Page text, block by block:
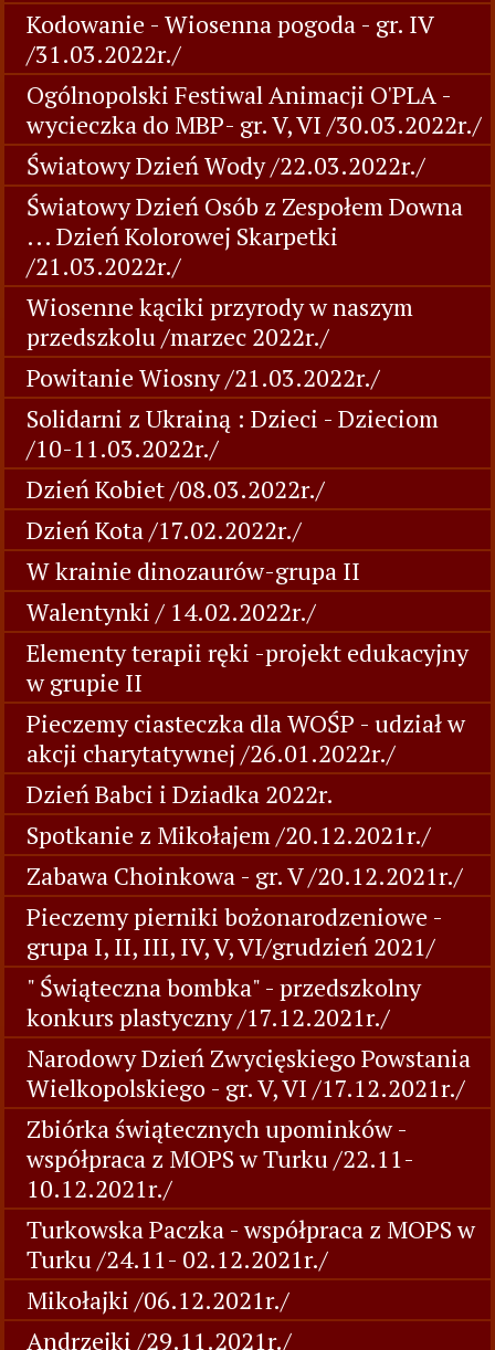
Kodowanie - Wiosenna pogoda - gr. IV
/31.03.2022r./
Ogólnopolski Festiwal Animacji O'PLA -
wycieczka do MBP- gr. V, VI /30.03.2022r./
Światowy Dzień Wody /22.03.2022r./
Światowy Dzień Osób z Zespołem Downa
... Dzień Kolorowej Skarpetki
/21.03.2022r./
Wiosenne kąciki przyrody w naszym
przedszkolu /marzec 2022r./
Powitanie Wiosny /21.03.2022r./
Solidarni z Ukrainą : Dzieci - Dzieciom
/10-11.03.2022r./
Dzień Kobiet /08.03.2022r./
Dzień Kota /17.02.2022r./
W krainie dinozaurów-grupa II
Walentynki / 14.02.2022r./
Elementy terapii ręki -projekt edukacyjny
w grupie II
Pieczemy ciasteczka dla WOŚP - udział w
akcji charytatywnej /26.01.2022r./
Dzień Babci i Dziadka 2022r.
Spotkanie z Mikołajem /20.12.2021r./
Zabawa Choinkowa - gr. V /20.12.2021r./
Pieczemy pierniki bożonarodzeniowe -
grupa I, II, III, IV, V, VI/grudzień 2021/
" Świąteczna bombka" - przedszkolny
konkurs plastyczny /17.12.2021r./
Narodowy Dzień Zwycięskiego Powstania
Wielkopolskiego - gr. V, VI /17.12.2021r./
Zbiórka świątecznych upominków -
współpraca z MOPS w Turku /22.11-
10.12.2021r./
Turkowska Paczka - współpraca z MOPS w
Turku /24.11- 02.12.2021r./
Mikołajki /06.12.2021r./
Andrzejki /29.11.2021r./